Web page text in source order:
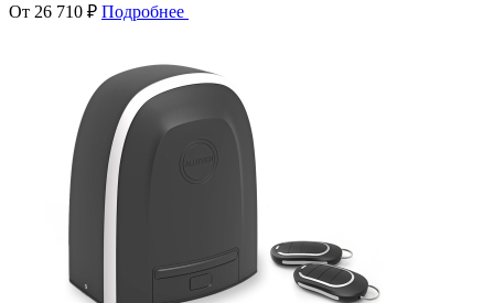
От 26 710 ₽ Подробнее